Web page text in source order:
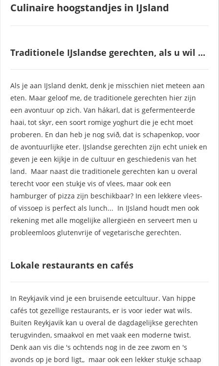
Culinaire hoogstandjes in IJsland
Traditionele IJslandse gerechten, als u wil ...
Als je aan IJsland denkt, denk je misschien niet meteen aan
eten. Maar geloof me, de traditionele gerechten hier zijn
een avontuur op zich. Van hákarl, dat is gefermenteerde
haai, tot skyr, een soort romige yoghurt die je echt moet
proberen. En dan heb je nog svið, dat is schapenkop, voor
de avontuurlijke eter. IJslandse gerechten zijn echt uniek en
geven je een kijkje in de cultuur en geschiedenis van het
land. Maar naast die traditionele gerechten kan u overal
terecht voor een stukje vis of vlees, maar ook een
hamburger of pizza zijn beschikbaar? In een lekkere vlees-
of vissoep is perfect als lunch... In IJsland houdt men ook
rekening met alle mogelijke allergieën en serveert men u
probleemloos glutenvrije of vegetarische gerechten.
Lokale restaurants en cafés
In Reykjavik vind je een bruisende eetcultuur. Van hippe
cafés tot gezellige restaurants, er is voor ieder wat wils.
Buiten Reykjavik kan u overal de dagdagelijkse gerechten
terugvinden, smaakvol en met vaak een moderne twist.
Denk aan vis die 's ochtends nog in de zee zwom en 's
avonds op je bord ligt,, maar ook een lekker stukje schaap